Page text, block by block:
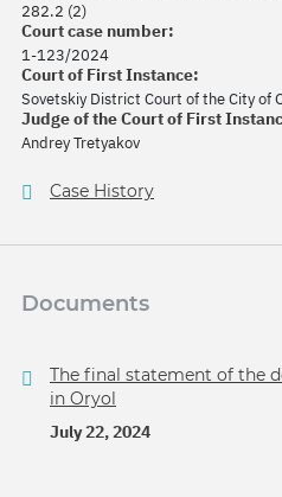
282.2 (2)
Court case number:
1-123/2024
Court of First Instance:
Sovetskiy District Court of the City of
Judge of the Court of First
Andrey Tretyakov
Case History
Documents
The final statement of the
in Oryol
July 22, 2024